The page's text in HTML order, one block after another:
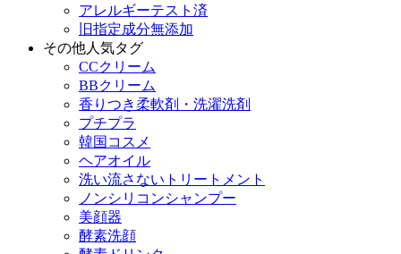
アレルギーテスト済
旧指定成分無添加
その他人気タグ
CCクリーム
BBクリーム
香りつき柔軟剤・洗濯洗剤
プチプラ
韓国コスメ
ヘアオイル
洗い流さないトリートメント
ノンシリコンシャンプー
美顔器
酵素洗顔